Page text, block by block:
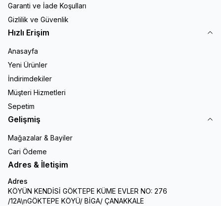
Garanti ve İade Koşulları
Gizlilik ve Güvenlik
Hızlı Erişim
Anasayfa
Yeni Ürünler
İndirimdekiler
Müşteri Hizmetleri
Sepetim
Gelişmiş
Mağazalar & Bayiler
Cari Ödeme
Adres & İletişim
Adres
KÖYÜN KENDİSİ GÖKTEPE KÜME EVLER NO: 276
/12A\nGÖKTEPE KÖYÜ/ BİGA/ ÇANAKKALE